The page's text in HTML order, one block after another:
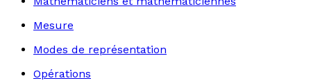
Mesure
Modes de représentation
Opérations